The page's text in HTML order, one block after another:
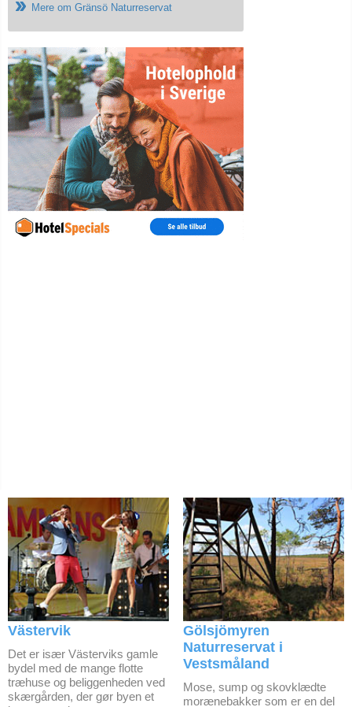
Mere om Gränsö Naturreservat
Västervik
Det er især Västerviks gamle
bydel med de mange flotte
træhuse og beliggenheden ved
skærgården, der gør byen et
Gölsjömyren
Naturreservat i
Vestsmåland
Mose, sump og skovklædte
morænebakker som er en del